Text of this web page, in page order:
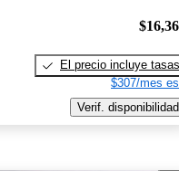
El precio incluye tasas
$307/mes
Verif. disponibilidad